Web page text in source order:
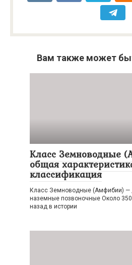
Вам также может
Класс Земноводные
общая
классификация
Класс Земноводные (Амфибии) —
наземные позвоночные Около
назад в истории